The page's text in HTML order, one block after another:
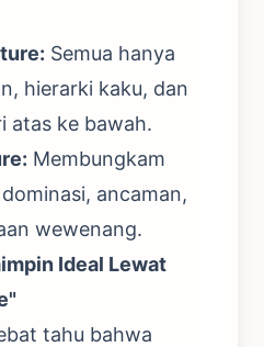
Semua hanya
hierarki kaku, dan
atas ke bawah.
Membungkam
ancaman,
wewenang.
Ideal Lewat
tahu bahwa